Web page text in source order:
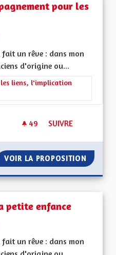
pour les
fait un rêve : dans mon
d'origine ou...
: Les solidarités, les soins
liens, l'implication
49 49 ABONNÉS
SUIVRE
VOIR LA PROPOSITION UN
petite enfance
fait un rêve : dans mon